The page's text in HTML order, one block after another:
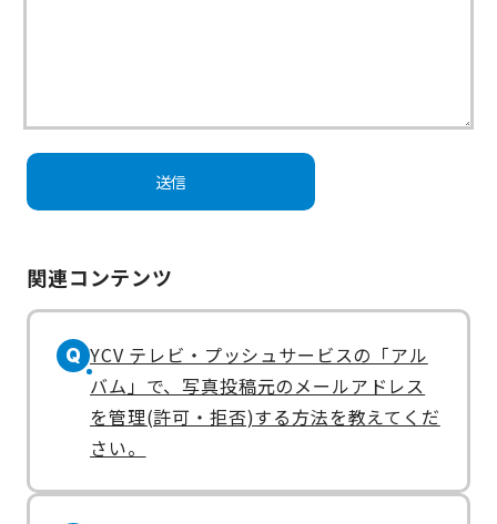
関連コンテンツ
Q YCV テレビ・プッシュサービスの「アル
バム」で、写真投稿元のメールアドレス
を管理(許可・拒否)する方法を教えてくだ
さい。